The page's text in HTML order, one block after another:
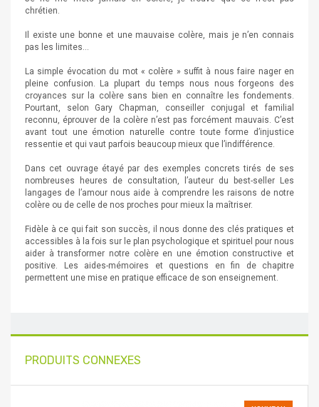
chrétien.
Il existe une bonne et une mauvaise colère, mais je n’en connais
pas les limites…
La simple évocation du mot « colère » suffit à nous faire nager en
pleine confusion. La plupart du temps nous nous forgeons des
croyances sur la colère sans bien en connaître les fondements.
Pourtant, selon Gary Chapman, conseiller conjugal et familial
reconnu, éprouver de la colère n’est pas forcément mauvais. C’est
avant tout une émotion naturelle contre toute forme d’injustice
ressentie et qui vaut parfois beaucoup mieux que l’indifférence.
Dans cet ouvrage étayé par des exemples concrets tirés de ses
nombreuses heures de consultation, l’auteur du best-seller Les
langages de l’amour nous aide à comprendre les raisons de notre
colère ou de celle de nos proches pour mieux la maîtriser.
Fidèle à ce qui fait son succès, il nous donne des clés pratiques et
accessibles à la fois sur le plan psychologique et spirituel pour nous
aider à transformer notre colère en une émotion constructive et
positive. Les aides-mémoires et questions en fin de chapitre
permettent une mise en pratique efficace de son enseignement.
PRODUITS CONNEXES